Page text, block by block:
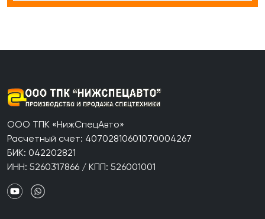
ООО ТПК «НижСпецАвто»
Расчетный счет: 40702810601070004267
БИК: 042202821
ИНН: 5260317866 / КПП: 526001001